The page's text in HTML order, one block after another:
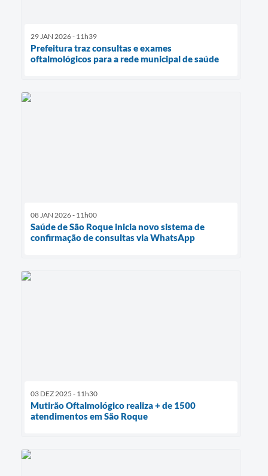
29 JAN 2026 - 11h39
Prefeitura traz consultas e exames
oftalmológicos para a rede municipal de saúde
08 JAN 2026 - 11h00
Saúde de São Roque inicia novo sistema de
confirmação de consultas via WhatsApp
03 DEZ 2025 - 11h30
Mutirão Oftalmológico realiza + de 1500
atendimentos em São Roque